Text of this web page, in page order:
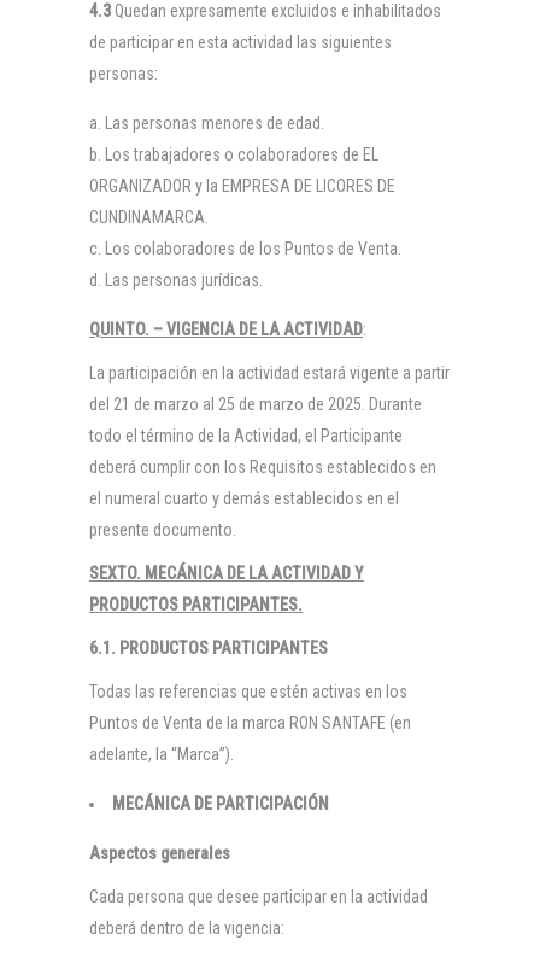
4.3 Quedan expresamente excluidos e inhabilitados
de participar en esta actividad las siguientes
personas:
Las personas menores de edad.
Los trabajadores o colaboradores de EL
ORGANIZADOR y la EMPRESA DE LICORES DE
CUNDINAMARCA.
Los colaboradores de los Puntos de Venta.
Las personas jurídicas.
QUINTO. – VIGENCIA DE LA ACTIVIDAD:
La participación en la actividad estará vigente a partir
del 21 de marzo al 25 de marzo de 2025. Durante
todo el término de la Actividad, el Participante
deberá cumplir con los Requisitos establecidos en
el numeral cuarto y demás establecidos en el
presente documento.
SEXTO. MECÁNICA DE LA ACTIVIDAD Y
PRODUCTOS PARTICIPANTES.
6.1. PRODUCTOS PARTICIPANTES
Todas las referencias que estén activas en los
Puntos de Venta de la marca RON SANTAFE (en
adelante, la “Marca”).
MECÁNICA DE PARTICIPACIÓN
Aspectos generales
Cada persona que desee participar en la actividad
deberá dentro de la vigencia: